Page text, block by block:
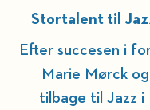
Stortalent til
Efter succesen i
Marie Mørck
tilbage til Jazz i